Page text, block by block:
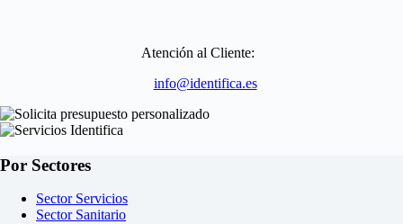
Atención al Cliente:
info@identifica.es
Por Sectores
Sector Servicios
Sector Sanitario